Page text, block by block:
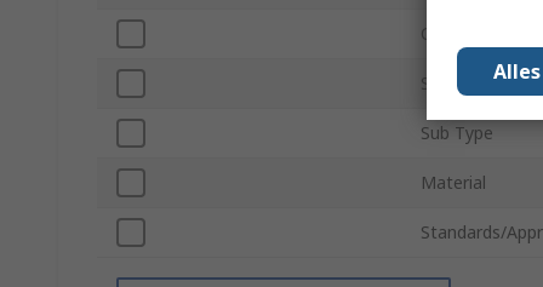
Colour
Sleeve Type
Sub Type
Material
Standards/